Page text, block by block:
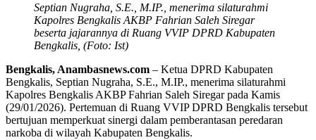
Septian Nugraha, S.E., M.IP., menerima silaturahmi
Kapolres Bengkalis AKBP Fahrian Saleh Siregar
beserta jajarannya di Ruang VVIP DPRD Kabupaten
Bengkalis, (Foto: Ist)
Bengkalis, Anambasnews.com – Ketua DPRD Kabupaten
Bengkalis, Septian Nugraha, S.E., M.IP., menerima silaturahmi
Kapolres Bengkalis AKBP Fahrian Saleh Siregar pada Kamis
(29/01/2026). Pertemuan di Ruang VVIP DPRD Bengkalis tersebut
bertujuan memperkuat sinergi dalam pemberantasan peredaran
narkoba di wilayah Kabupaten Bengkalis.